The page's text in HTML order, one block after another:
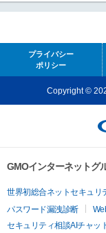
プライバシー
ポリシー
Copyright ©
GMOインターネットグ
世界初総合ネットセキュリ
パスワード漏洩診断
セキュリティ相談AIチャッ